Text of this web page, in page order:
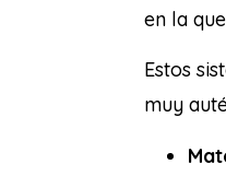
en la
Estos
muy